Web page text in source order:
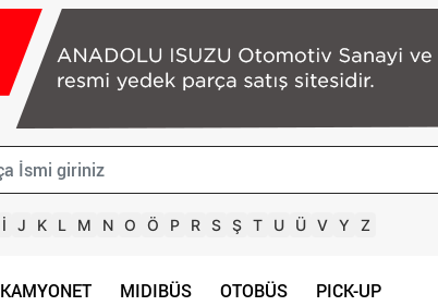
İ J K L M N O Ö P R S Ş T U Ü V Y Z
KAMYONET MIDIBÜS OTOBÜS PICK-UP